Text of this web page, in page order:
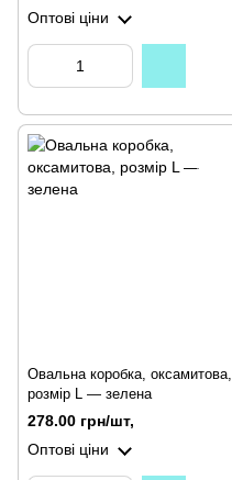
Оптові ціни
Овальна коробка, оксамитова,
розмір L — зелена
278.00 грн/шт,
Оптові ціни